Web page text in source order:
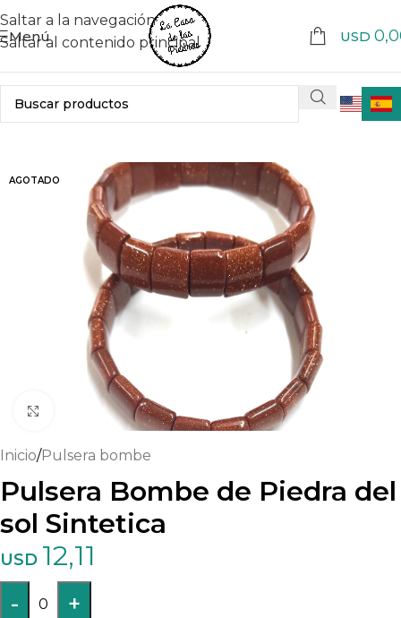
Saltar a la navegación
Saltar al contenido principal
Menú USD
AGOTADO
Haga clic para ampliar
Inicio/Pulsera bombe
Pulsera Bombe de Piedra del
sol Sintetica
USD 12,11
- 0 +